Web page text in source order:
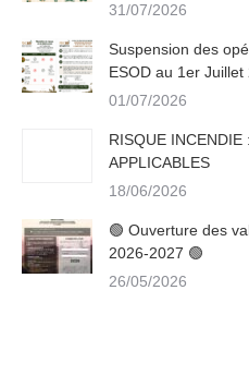
31/07/2026
Suspension des
ESOD au 1er Juillet
01/07/2026
RISQUE INCENDIE
APPLICABLES
18/06/2026
🟢 Ouverture des
2026-2027 🟢
26/05/2026